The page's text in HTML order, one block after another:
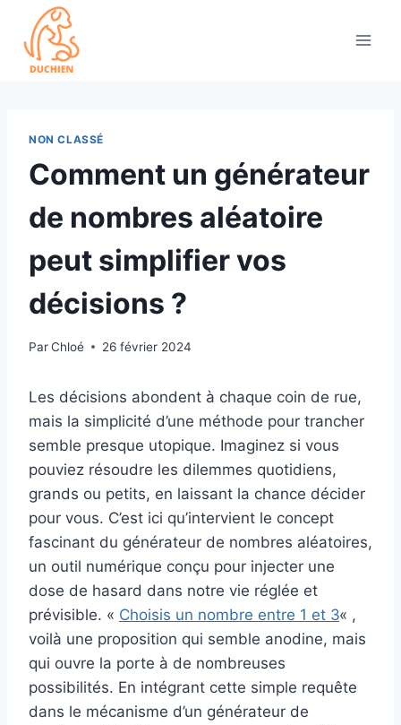
content
NON CLASSÉ
Comment un générateur
de nombres aléatoire
peut simplifier vos
décisions ?
ParChloé 26 février 2024
Les décisions abondent à chaque coin de rue,
mais la simplicité d’une méthode pour trancher
semble presque utopique. Imaginez si vous
pouviez résoudre les dilemmes quotidiens,
grands ou petits, en laissant la chance décider
pour vous. C’est ici qu’intervient le concept
fascinant du générateur de nombres aléatoires,
un outil numérique conçu pour injecter une
dose de hasard dans notre vie réglée et
prévisible. « Choisis un nombre entre 1 et 3« ,
voilà une proposition qui semble anodine, mais
qui ouvre la porte à de nombreuses
possibilités. En intégrant cette simple requête
dans le mécanisme d’un générateur de